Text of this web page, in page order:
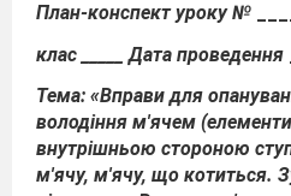
План-конспект уроку№
клас
Дата проведення
Тема: «Вправи для
володіння м'ячем
внутрішньою стороною
м'ячу, м'ячу, що котиться.